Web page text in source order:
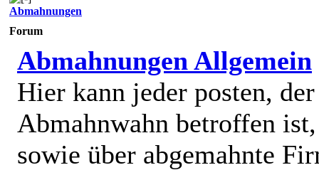
Abmahnungen
Forum
Abmahnungen Allgemein
Hier kann jeder posten,
Abmahnwahn betroffen ist,
sowie über abgemahnte